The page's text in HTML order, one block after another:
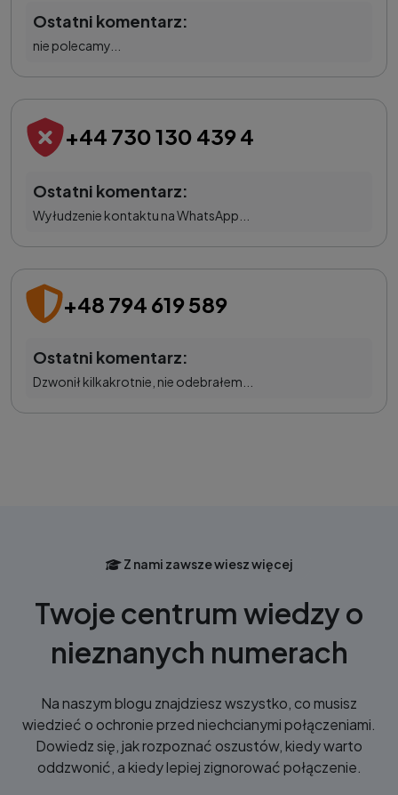
Ostatni komentarz:
nie polecamy...
+44 730 130 439 4
Ostatni komentarz:
Wyłudzenie kontaktu na WhatsApp...
+48 794 619 589
Ostatni komentarz:
Dzwonił kilkakrotnie, nie odebrałem...
Z nami zawsze wiesz więcej
Twoje centrum wiedzy o
nieznanych numerach
Na naszym blogu znajdziesz wszystko, co musisz
wiedzieć o ochronie przed niechcianymi połączeniami.
Dowiedz się, jak rozpoznać oszustów, kiedy warto
oddzwonić, a kiedy lepiej zignorować połączenie.